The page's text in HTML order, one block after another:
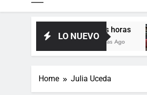
LO NUEVO
2 Días Ago
Home Julia Uceda